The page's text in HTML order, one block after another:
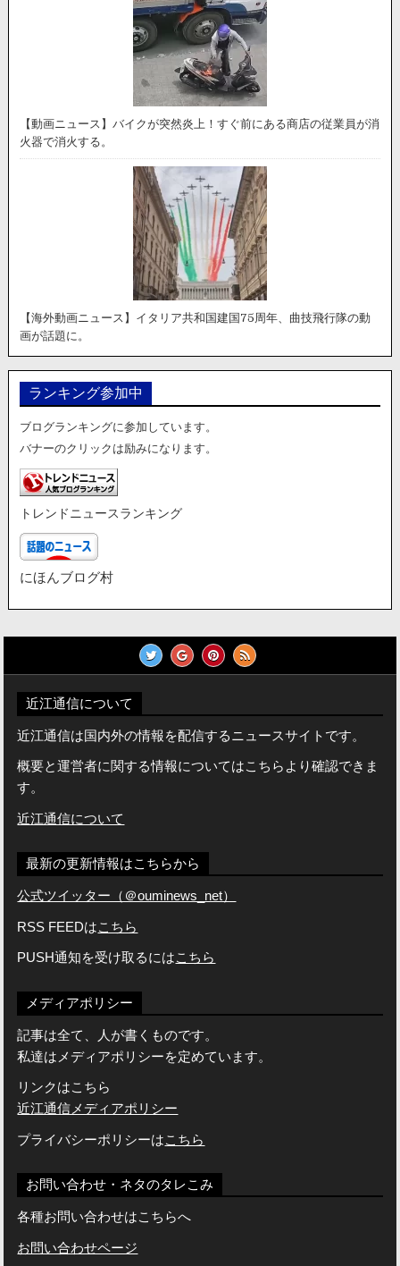
【動画ニュース】バイクが突然炎上！すぐ前にある商店の従業員が消
火器で消火する。
【海外動画ニュース】イタリア共和国建国75周年、曲技飛行隊の動
画が話題に。
ランキング参加中
ブログランキングに参加しています。
バナーのクリックは励みになります。
トレンドニュースランキング
にほんブログ村
近江通信について
近江通信は国内外の情報を配信するニュースサイトです。
概要と運営者に関する情報についてはこちらより確認できま
す。
近江通信について
最新の更新情報はこちらから
公式ツイッター（＠ouminews_net）
RSS FEEDはこちら
PUSH通知を受け取るにはこちら
メディアポリシー
記事は全て、人が書くものです。
私達はメディアポリシーを定めています。
リンクはこちら
近江通信メディアポリシー
プライバシーポリシーはこちら
お問い合わせ・ネタのタレこみ
各種お問い合わせはこちらへ
お問い合わせページ